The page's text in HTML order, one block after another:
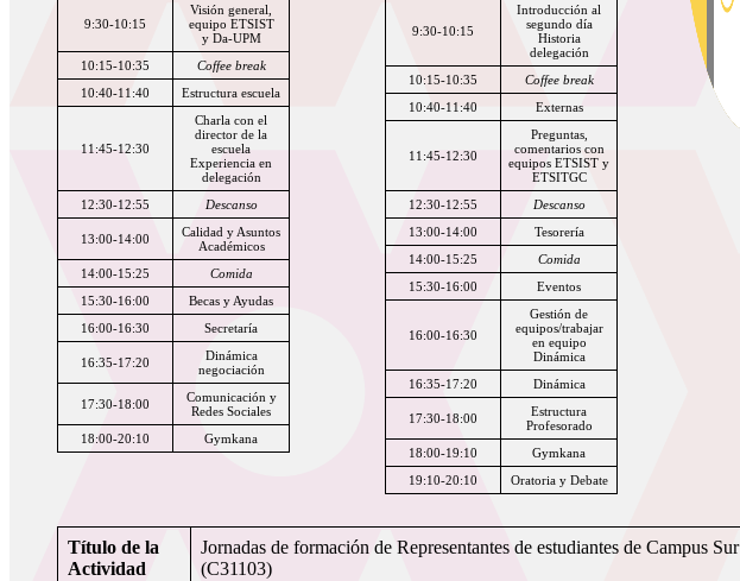
9:30-10:15
Visión general,
equipo ETSIST
y Da-UPM
10:15-10:35
Coffee break
10:40-11:40
Estructura escuela
11:45-12:30
Charla con el
director de la
escuela
Experiencia en
delegación
12:30-12:55
Descanso
13:00-14:00
Calidad y Asuntos
Académicos
14:00-15:25
Comida
15:30-16:00
Becas y Ayudas
16:00-16:30
Secretaría
16:35-17:20
Dinámica
negociación
17:30-18:00
Comunicación y
Redes Sociales
18:00-20:10
Gymkana
9:30-10:15
Introducción al
segundo día
Historia
delegación
10:15-10:35
Coffee break
10:40-11:40
Externas
11:45-12:30
Preguntas,
comentarios con
equipos ETSIST y
ETSITGC
12:30-12:55
Descanso
13:00-14:00
Tesorería
14:00-15:25
Comida
15:30-16:00
Eventos
16:00-16:30
Gestión de
equipos/trabajar
en equipo
Dinámica
16:35-17:20
Dinámica
17:30-18:00
Estructura
Profesorado
18:00-19:10
Gymkana
19:10-20:10
Oratoria y Debate
Título de la
Actividad
Jornadas de formación de Representantes de estudiantes de Campus Sur
(C31103)